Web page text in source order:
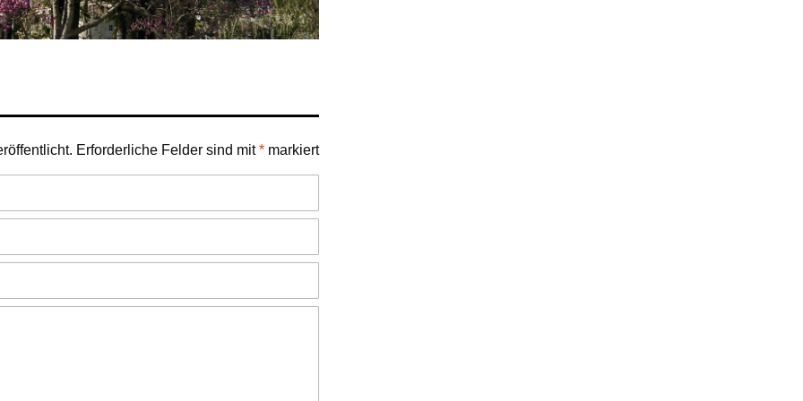
Erforderliche Felder sind mit* markiert